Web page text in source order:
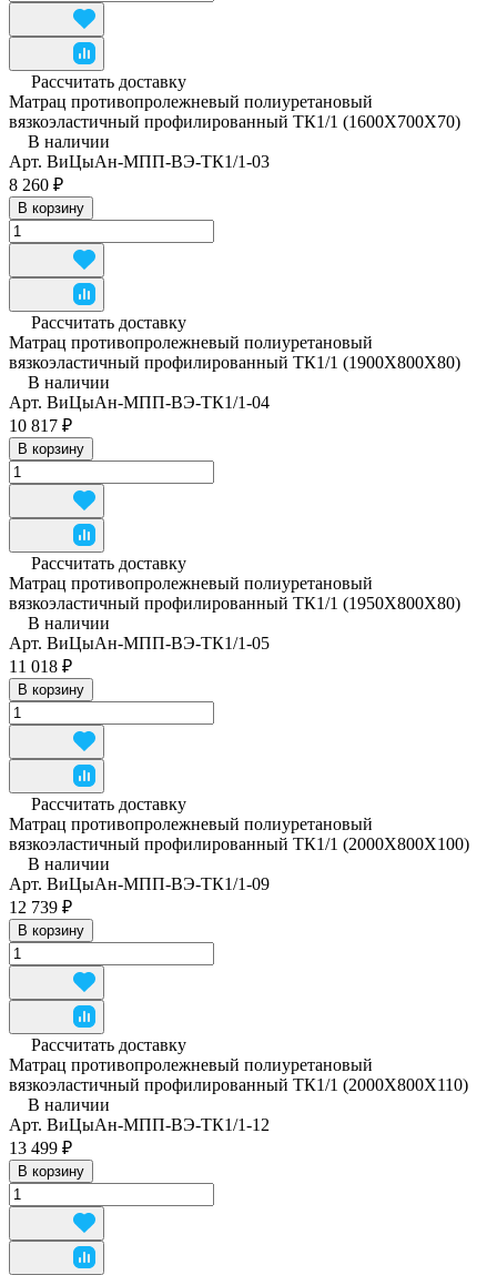
Рассчитать доставку
Матрац противопролежневый полиуретановый
вязкоэластичный профилированный ТК1/1 (1600Х700Х70)
В наличии
Арт. ВиЦыАн-МПП-ВЭ-ТК1/1-03
8 260 ₽
В корзину
Рассчитать доставку
Матрац противопролежневый полиуретановый
вязкоэластичный профилированный ТК1/1 (1900Х800Х80)
В наличии
Арт. ВиЦыАн-МПП-ВЭ-ТК1/1-04
10 817 ₽
В корзину
Рассчитать доставку
Матрац противопролежневый полиуретановый
вязкоэластичный профилированный ТК1/1 (1950Х800Х80)
В наличии
Арт. ВиЦыАн-МПП-ВЭ-ТК1/1-05
11 018 ₽
В корзину
Рассчитать доставку
Матрац противопролежневый полиуретановый
вязкоэластичный профилированный ТК1/1 (2000Х800Х100)
В наличии
Арт. ВиЦыАн-МПП-ВЭ-ТК1/1-09
12 739 ₽
В корзину
Рассчитать доставку
Матрац противопролежневый полиуретановый
вязкоэластичный профилированный ТК1/1 (2000Х800Х110)
В наличии
Арт. ВиЦыАн-МПП-ВЭ-ТК1/1-12
13 499 ₽
В корзину